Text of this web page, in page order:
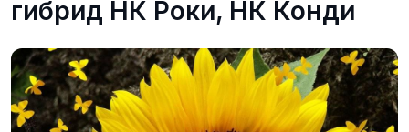
гибрид НК Роки, НК Конди